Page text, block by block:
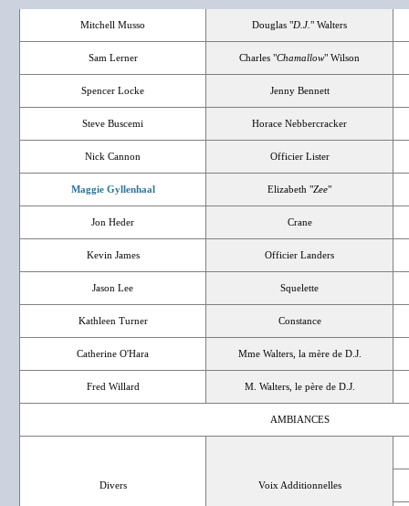
Mitchell Musso Douglas "D.J." Walters
Sam Lerner Charles "Chamallow" Wilson
Spencer Locke Jenny Bennett
Steve Buscemi Horace Nebbercracker
Nick Cannon Officier Lister
Maggie Gyllenhaal Elizabeth "Zee"
Jon Heder Crane
Kevin James Officier Landers
Jason Lee Squelette
Kathleen Turner Constance
Catherine O'Hara Mme Walters, la mère de D.J.
Fred Willard M. Walters, le père de D.J.
AMBIANCES
Divers Voix Additionnelles